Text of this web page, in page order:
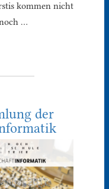
kommen nicht
…
der